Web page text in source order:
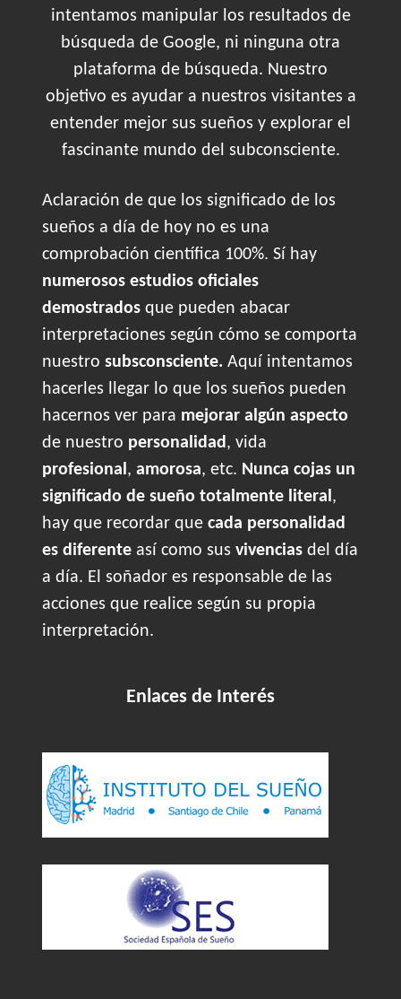
intentamos manipular los resultados de
búsqueda de Google, ni ninguna otra
plataforma de búsqueda. Nuestro
objetivo es ayudar a nuestros visitantes a
entender mejor sus sueños y explorar el
fascinante mundo del subconsciente.
Aclaración de que los significado de los
sueños a día de hoy no es una
comprobación científica 100%. Sí hay
numerosos estudios oficiales
demostrados que pueden abacar
interpretaciones según cómo se comporta
nuestro subsconsciente. Aquí intentamos
hacerles llegar lo que los sueños pueden
hacernos ver para mejorar algún aspecto
de nuestro personalidad, vida
profesional, amorosa, etc. Nunca cojas un
significado de sueño totalmente literal,
hay que recordar que cada personalidad
es diferente así como sus vivencias del día
a día. El soñador es responsable de las
acciones que realice según su propia
interpretación.
Enlaces de Interés